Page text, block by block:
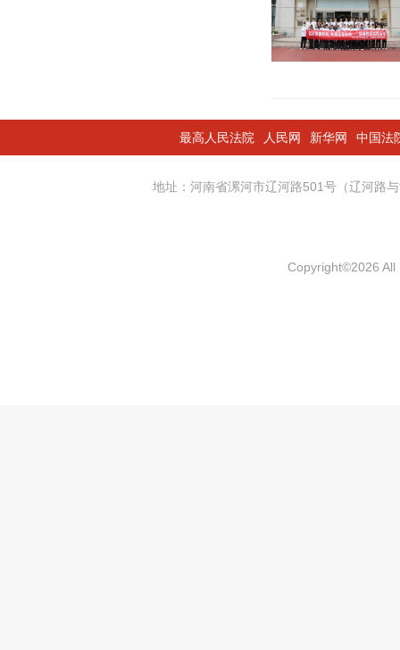
最高人民法院 人民网 新华网 中国法
地址：河南省漯河市辽河路501号（辽河
Copyright©2026